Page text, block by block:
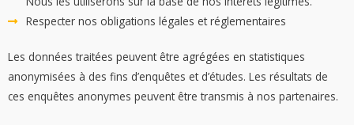
Respecter nos obligations légales et réglementaires
Les données traitées peuvent être agrégées en statistiques
anonymisées à des fins d’enquêtes et d’études. Les résultats de
ces enquêtes anonymes peuvent être transmis à nos partenaires.